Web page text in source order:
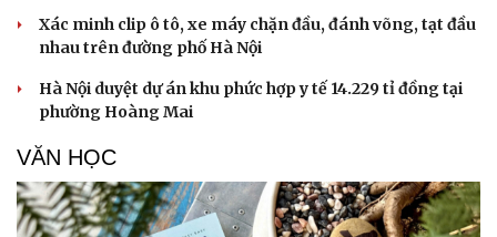
Xác minh clip ô tô, xe máy chặn đầu, đánh võng, tạt đầu
nhau trên đường phố Hà Nội
Hà Nội duyệt dự án khu phức hợp y tế 14.229 tỉ đồng tại
phường Hoàng Mai
VĂN HỌC